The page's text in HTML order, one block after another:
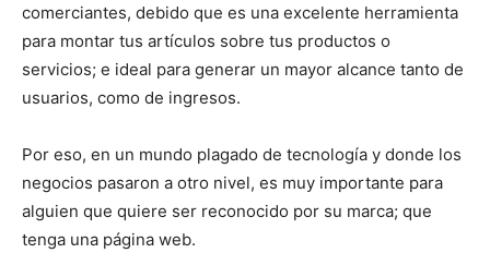
comerciantes, debido que es una excelente herramienta
para montar tus artículos sobre tus productos o
servicios; e ideal para generar un mayor alcance tanto de
usuarios, como de ingresos.
Por eso, en un mundo plagado de tecnología y donde los
negocios pasaron a otro nivel, es muy importante para
alguien que quiere ser reconocido por su marca; que
tenga una página web.